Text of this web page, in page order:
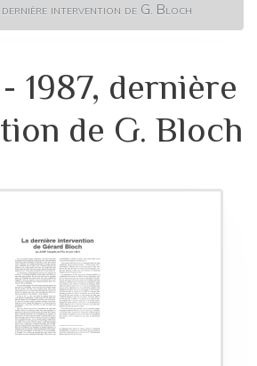
intervention de G. Bloch
1987, dernière
de G. Bloch